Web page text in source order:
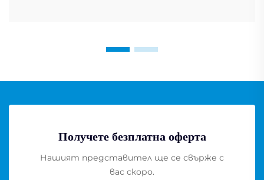
Получете безплатна оферта
Нашият представител ще се свърже с
вас скоро.